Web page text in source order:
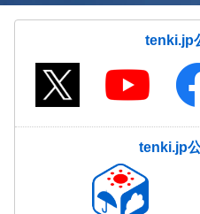
tenki.jp
tenki.jp